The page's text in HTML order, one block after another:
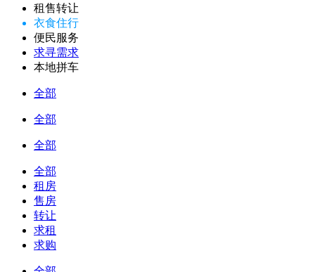
租售转让
衣食住行
便民服务
求寻需求
本地拼车
全部
全部
全部
全部
租房
售房
转让
求租
求购